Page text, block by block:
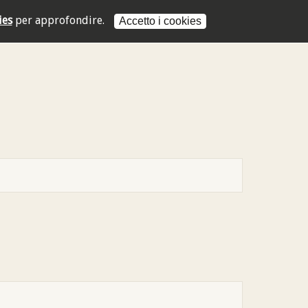
per approfondire. Accetto i cookies